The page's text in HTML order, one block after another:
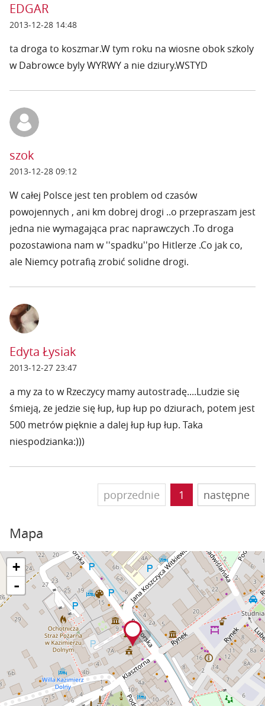
EDGAR
2013-12-28 14:48
ta droga to koszmar.W tym roku na wiosne obok szkoly
w Dabrowce byly WYRWY a nie dziury.WSTYD
szok
2013-12-28 09:12
W całej Polsce jest ten problem od czasów
powojennych , ani km dobrej drogi ..o przepraszam jest
jedna nie wymagająca prac naprawczych .To droga
pozostawiona nam w ''spadku''po Hitlerze .Co jak co,
ale Niemcy potrafią zrobić solidne drogi.
Edyta Łysiak
2013-12-27 23:47
a my za to w Rzeczycy mamy autostradę....Ludzie się
śmieją, że jedzie się łup, łup łup po dziurach, potem jest
500 metrów pięknie a dalej łup łup łup. Taka
niespodzianka:)))
poprzednie 1 następne
Mapa
+
-